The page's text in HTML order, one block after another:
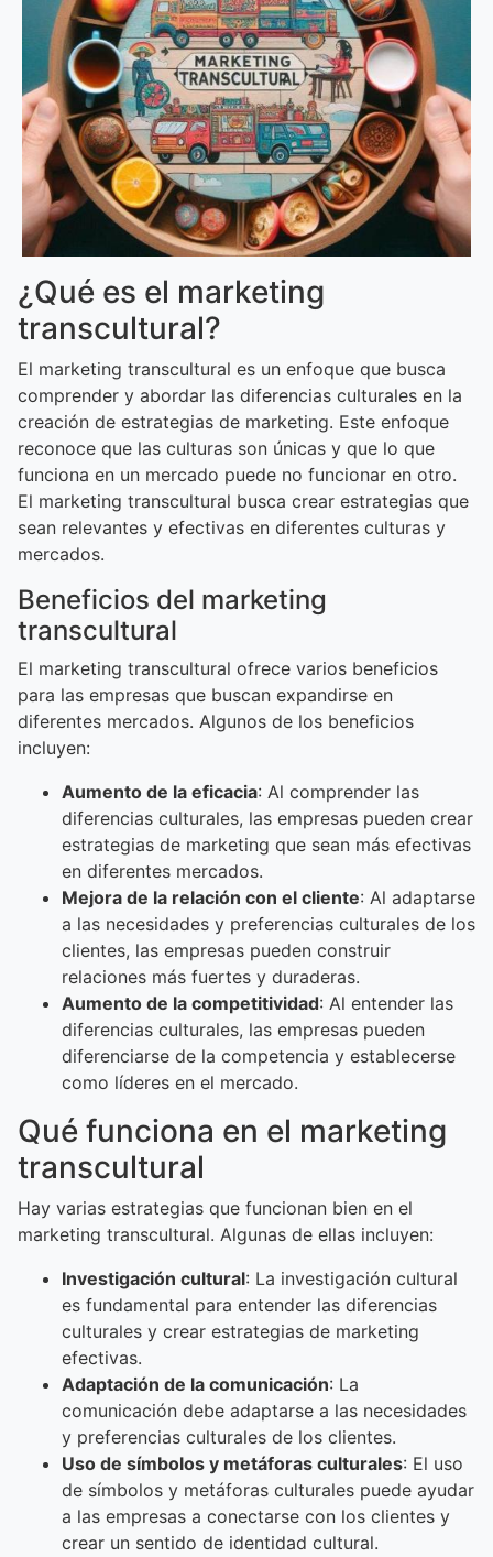
¿Qué es el marketing
transcultural?
El marketing transcultural es un enfoque que busca
comprender y abordar las diferencias culturales en la
creación de estrategias de marketing. Este enfoque
reconoce que las culturas son únicas y que lo que
funciona en un mercado puede no funcionar en otro.
El marketing transcultural busca crear estrategias que
sean relevantes y efectivas en diferentes culturas y
mercados.
Beneficios del marketing
transcultural
El marketing transcultural ofrece varios beneficios
para las empresas que buscan expandirse en
diferentes mercados. Algunos de los beneficios
incluyen:
Aumento de la eficacia: Al comprender las
diferencias culturales, las empresas pueden crear
estrategias de marketing que sean más efectivas
en diferentes mercados.
Mejora de la relación con el cliente: Al adaptarse
a las necesidades y preferencias culturales de los
clientes, las empresas pueden construir
relaciones más fuertes y duraderas.
Aumento de la competitividad: Al entender las
diferencias culturales, las empresas pueden
diferenciarse de la competencia y establecerse
como líderes en el mercado.
Qué funciona en el marketing
transcultural
Hay varias estrategias que funcionan bien en el
marketing transcultural. Algunas de ellas incluyen:
Investigación cultural: La investigación cultural
es fundamental para entender las diferencias
culturales y crear estrategias de marketing
efectivas.
Adaptación de la comunicación: La
comunicación debe adaptarse a las necesidades
y preferencias culturales de los clientes.
Uso de símbolos y metáforas culturales: El uso
de símbolos y metáforas culturales puede ayudar
a las empresas a conectarse con los clientes y
crear un sentido de identidad cultural.